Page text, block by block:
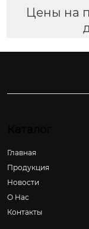
Цены на
Главная
Продукция
Новости
О Hас
Контакты